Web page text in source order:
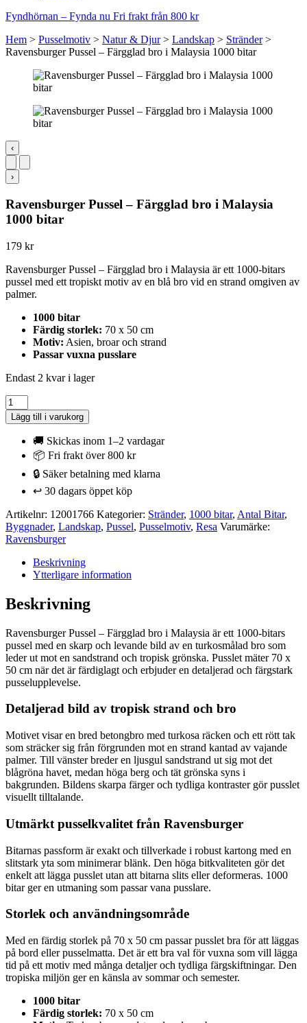
Fyndhörnan – Fynda nu Fri frakt från 800 kr
Hem > Pusselmotiv > Natur & Djur> Landskap > Stränder>
Ravensburger Pussel – Färgglad bro i Malaysia 1000 bitar
‹
›
Ravensburger Pussel – Färgglad bro i Malaysia
1000 bitar
179 kr
Ravensburger Pussel – Färgglad bro i Malaysia är ett 1000-bitars
pussel med ett tropiskt motiv av en blå bro vid en strand omgiven av
palmer.
1000 bitar
Färdig storlek: 70 x 50 cm
Motiv: Asien, broar och strand
Passar vuxna pusslare
Endast 2 kvar i lager
Ravensburger
Pussel
-
Färgglad
Malaysia
mängd
Lägg till i varukorg
🚚 Skickas inom 1–2 vardagar
📦 Fri frakt över 800 kr
🔒 Säker betalning med klarna
↩️ 30 dagars öppet köp
Artikelnr: 12001766 Kategorier: Stränder, 1000 bitar, Antal Bitar,
Byggnader, Landskap, Pussel, Pusselmotiv, Resa Varumärke:
Ravensburger
Beskrivning
Ytterligare information
Beskrivning
Ravensburger Pussel – Färgglad bro i Malaysia är ett 1000-bitars
pussel med en skarp och levande bild av en turkosmålad bro som
leder ut mot en sandstrand och tropisk grönska. Pusslet mäter 70 x
50 cm när det är färdiglagt och erbjuder en detaljerad och färgstark
pusselupplevelse.
Detaljerad bild av tropisk strand och bro
Motivet visar en bred betongbro med turkosa räcken och ett rött tak
som sträcker sig från förgrunden mot en strand kantad av vajande
palmer. Till vänster breder en ljusgul sandstrand ut sig mot det
blågröna havet, medan höga berg och tät grönska syns i
bakgrunden. Bildens skarpa färger och tydliga kontraster gör pusslet
visuellt tilltalande.
Utmärkt pusselkvalitet från Ravensburger
Bitarnas passform är exakt och tillverkade i robust kartong med en
slitstark yta som minimerar blänk. Den höga bitkvaliteten gör det
enkelt att lägga pusslet utan att bitarna slits eller deformeras. 1000
bitar ger en utmaning som passar vana pusslare.
Storlek och användningsområde
Med en färdig storlek på 70 x 50 cm passar pusslet bra för att läggas
på bord eller pusselmatta. Det är ett bra val för vuxna som vill lägga
tid på ett motiv med många detaljer och tydliga färgskiftningar. Den
tropiska miljön ger en känsla av sommar och semester.
1000 bitar
Färdig storlek: 70 x 50 cm